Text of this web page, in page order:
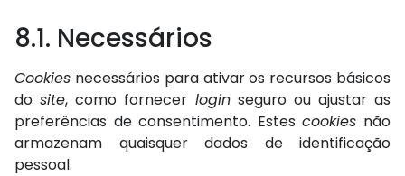
8.1. Necessários
Cookies necessários para ativar os recursos básicos
dosite, como fornecer loginseguro ou ajustar as
preferências de consentimento. Estescookies não
armazenam quaisquer dados de identificação
pessoal.